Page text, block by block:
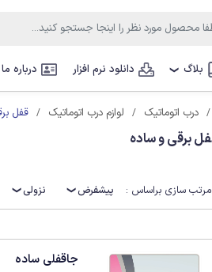
بلاگ ❯ دانلود نرم افزار درباره ما
درب اتوماتیک لوازم درب اتوماتیک قفل
برقی و ساده
مرتب سازی براساس : پیشفرض نزولی
جاقفلی ساده